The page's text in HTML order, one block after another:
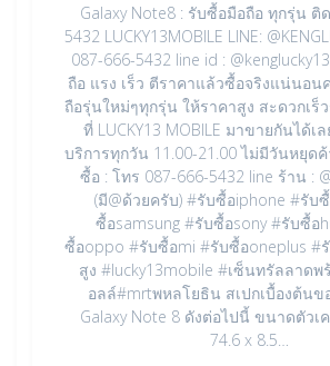
Galaxy Note8 : รับซื้อมือถือ ทุกรุ่น ติ
5432 LUCKY13MOBILE LINE:
087-666-5432 line id :
ถือ แรง เร็ว ตีราคาแล้วซื้อจริงแน่นอน
ถือรุ่นใหม่ๆทุกรุ่น ให้ราคาสูง สะดวกเร็
ที่ LUCKY13 MOBILE มาขายกันได้เ
บริการทุกวัน 11.00-21.00 ไม่มีวันหยุด
ซื้อ : โทร 087-666-5432 line ร้าน :
(มี@ด้วยครับ) #รับซื้อiphone #รับ
ซื้อsamsung #รับซื้อsony #รับซื้อ
ซื้อoppo #รับซื้อmi #รับซื้อoneplus #
สูง #lucky13mobile #เซ็นทรัลลาดพ
อลล์#mrtพหลโยธิน สเปกเบื้องต้นข
Galaxy Note 8 ดังต่อไปนี้ ขนาดตัวเ
74.6 x 8.5…